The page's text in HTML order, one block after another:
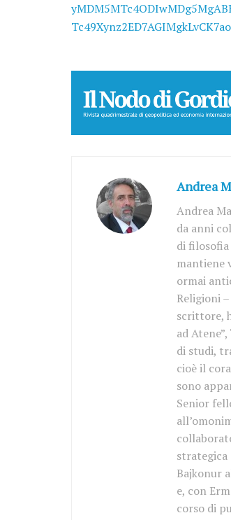
Andrea
Andrea
da anni
di
mantiene
ormai
Religioni
scrittore,
ad
di studi,
cioè il
sono
Senior
strategica
Bajkonur
e, con
corso di